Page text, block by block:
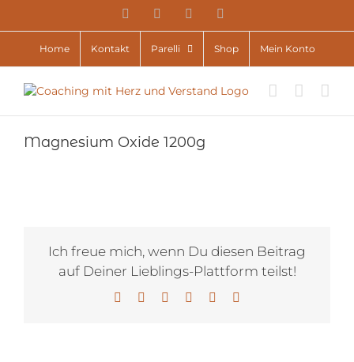
YouTubeFacebookInstagram
Home Kontakt Parelli Shop Mein Konto
Magnesium Oxide 1200g
Ich freue mich, wenn Du diesen Beitrag
auf Deiner Lieblings-Plattform teilst!
Facebook LinkedInWhatsApp
Pinterest